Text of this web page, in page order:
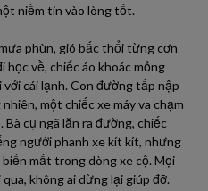
niềm tin vào lòng tốt.
phùn, gió bấc thổi từng cơn
về, chiếc áo khoác mỏng
cái lạnh. Con đường tấp nập
một chiếc xe máy va chạm
Bà cụ ngã lăn ra đường, chiếc
người phanh xe kít kít, nhưng
mất trong dòng xe cộ. Mọi
không ai dừng lại giúp đỡ.